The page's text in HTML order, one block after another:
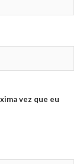
vez que eu